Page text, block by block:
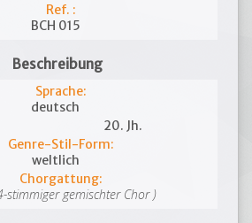
Ref. :
BCH 015
Beschreibung
Sprache:
deutsch
20. Jh.
Genre-Stil-Form:
weltlich
Chorgattung:
stimmiger gemischter Chor )